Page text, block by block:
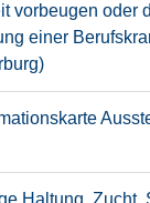
vorbeugen oder
einer
Haltung, Zucht,